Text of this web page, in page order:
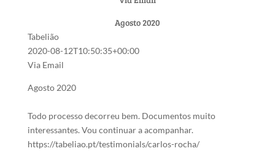
Agosto 2020
Tabelião
2020-08-12T10:50:35+00:00
Via Email
Agosto 2020
Todo processo decorreu bem. Documentos muito
interessantes. Vou continuar a acompanhar.
https://tabeliao.pt/testimonials/carlos-rocha/